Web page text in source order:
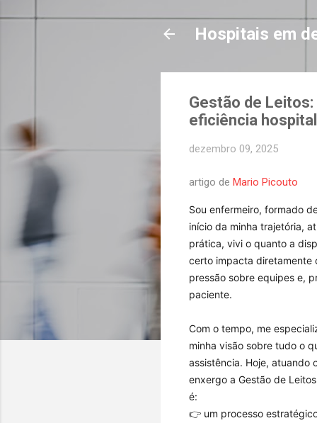
Hospitais em
Gestão de
eficiência
dezembro 09, 2025
artigo de Mario Picouto
Sou enfermeiro, formado
início da minha trajetória,
prática, vivi o quanto a
certo impacta diretamente
pressão sobre equipes e,
paciente.
Com o tempo, me
minha visão sobre tudo o
assistência. Hoje, atuando
enxergo a Gestão de
é:
👉 um processo